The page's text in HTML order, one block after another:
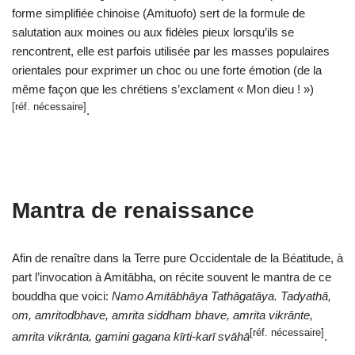
forme simplifiée chinoise (Amituofo) sert de la formule de
salutation aux moines ou aux fidèles pieux lorsqu’ils se
rencontrent, elle est parfois utilisée par les masses populaires
orientales pour exprimer un choc ou une forte émotion (de la
même façon que les chrétiens s’exclament « Mon dieu ! »)
[réf. nécessaire] .
Mantra de renaissance
Afin de renaître dans la Terre pure Occidentale de la Béatitude, à
part l’invocation à Amitābha, on récite souvent le mantra de ce
bouddha que voici: Namo Amitābhāya Tathāgatāya. Tadyathā,
om, amritodbhave, amrita siddham bhave, amrita vikrānte,
amrita vikrānta, gamini gagana kīrti-karī svāhā [réf. nécessaire] .